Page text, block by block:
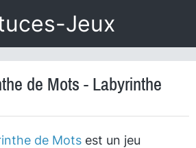
Jeux
de Mots - Labyrinthe
de Motsest un jeu